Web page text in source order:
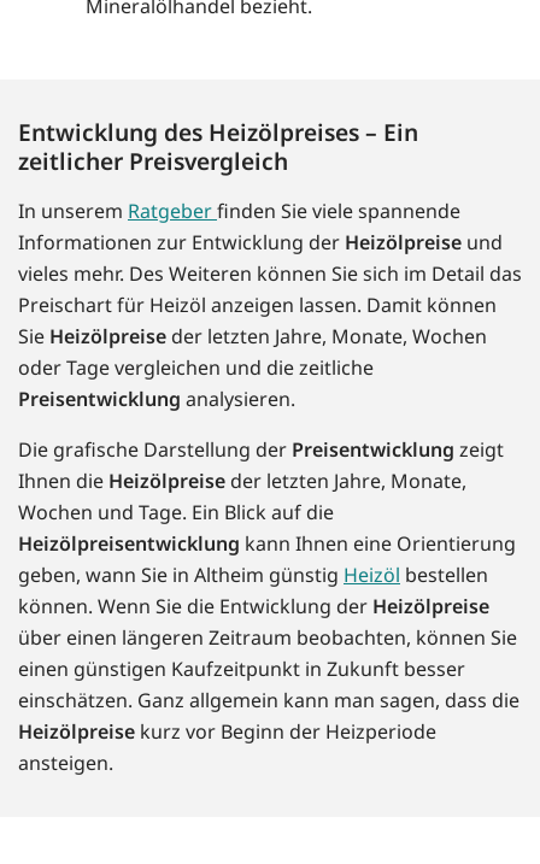
Mineralölhandel bezieht.
Entwicklung des Heizölpreises – Ein
zeitlicher Preisvergleich
In unserem Ratgeberfinden Sie viele spannende
Informationen zur Entwicklung der Heizölpreise und
vieles mehr. Des Weiteren können Sie sich im Detail das
Preischart für Heizöl anzeigen lassen. Damit können
Sie Heizölpreise der letzten Jahre, Monate, Wochen
oder Tage vergleichen und die zeitliche
Preisentwicklung analysieren.
Die grafische Darstellung der Preisentwicklung zeigt
Ihnen die Heizölpreise der letzten Jahre, Monate,
Wochen und Tage. Ein Blick auf die
Heizölpreisentwicklung kann Ihnen eine Orientierung
geben, wann Sie in Altheim günstig Heizöl bestellen
können. Wenn Sie die Entwicklung der Heizölpreise
über einen längeren Zeitraum beobachten, können Sie
einen günstigen Kaufzeitpunkt in Zukunft besser
einschätzen. Ganz allgemein kann man sagen, dass die
Heizölpreise kurz vor Beginn der Heizperiode
ansteigen.